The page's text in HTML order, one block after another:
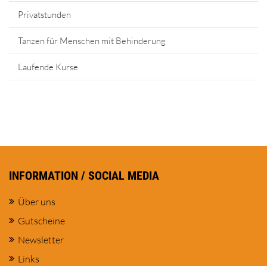
Privatstunden
Tanzen für Menschen mit Behinderung
Laufende Kurse
INFORMATION / SOCIAL MEDIA
Über uns
Gutscheine
Newsletter
Links